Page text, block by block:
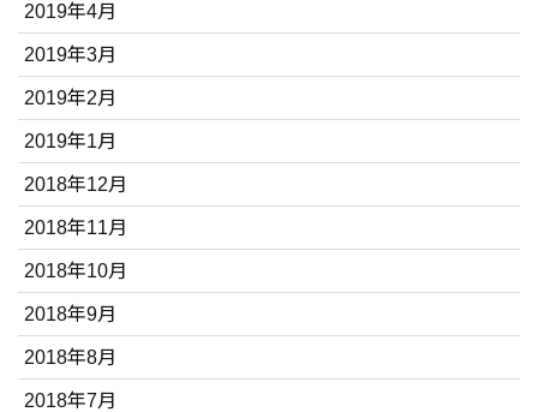
2019年4月
2019年3月
2019年2月
2019年1月
2018年12月
2018年11月
2018年10月
2018年9月
2018年8月
2018年7月